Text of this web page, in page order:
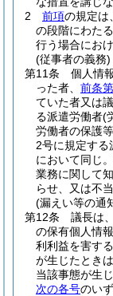
2
前項の規定は
の段階にわた
行う場合にお
(従事者の義務)
第11条
個人情
った者、 前条
ていた者又は
る派遣労働者(
労働者の保護
2号に規定す
において同じ
業務に関して
らせ、又は不
(漏えい等の通
第12条
議長は
の保有個人情
利利益を害す
が生じたとき
当該事態が生
次の各号のい